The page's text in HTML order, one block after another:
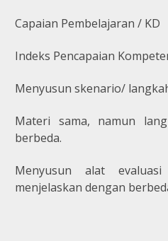
Capaian Pembelajaran / KD
Indeks Pencapaian
Menyusun skenario/
Materi sama, namun
berbeda.
Menyusun alat
menjelaskan dengan